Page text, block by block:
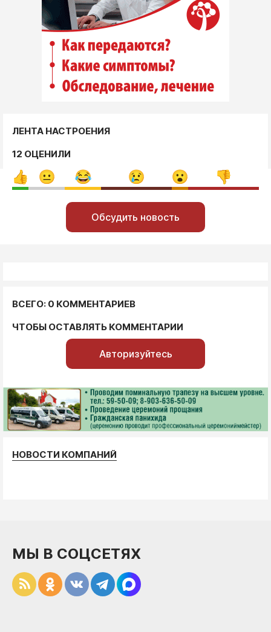
ЛЕНТА НАСТРОЕНИЯ
12 ОЦЕНИЛИ
Обсудить новость
ВСЕГО: 0 КОММЕНТАРИЕВ
ЧТОБЫ ОСТАВЛЯТЬ КОММЕНТАРИИ
Авторизуйтесь
НОВОСТИ КОМПАНИЙ
МЫ В СОЦСЕТЯХ